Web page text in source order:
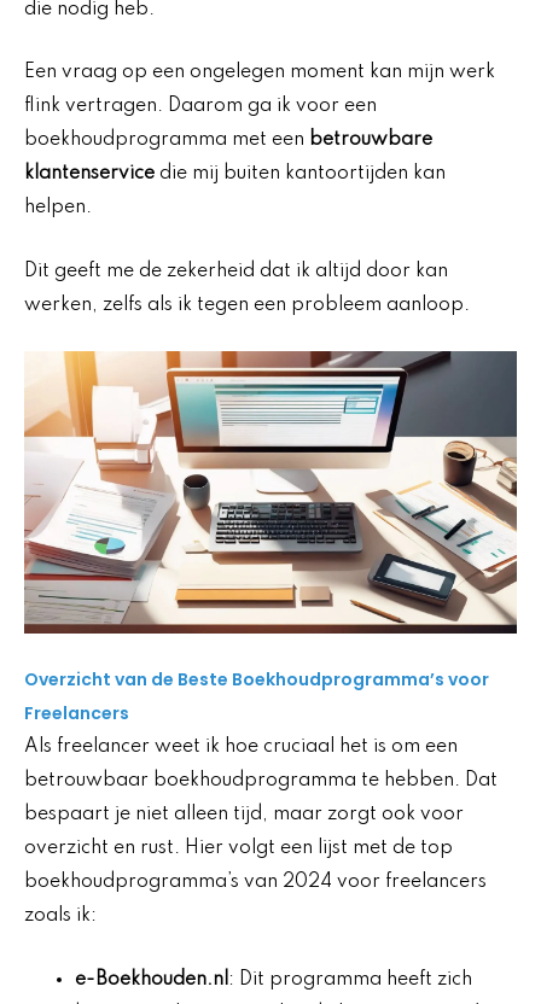
die nodig heb.
Een vraag op een ongelegen moment kan mijn werk
flink vertragen. Daarom ga ik voor een
boekhoudprogramma met een betrouwbare
klantenservice die mij buiten kantoortijden kan
helpen.
Dit geeft me de zekerheid dat ik altijd door kan
werken, zelfs als ik tegen een probleem aanloop.
Overzicht van de Beste Boekhoudprogramma’s voor
Freelancers
Als freelancer weet ik hoe cruciaal het is om een
betrouwbaar boekhoudprogramma te hebben. Dat
bespaart je niet alleen tijd, maar zorgt ook voor
overzicht en rust. Hier volgt een lijst met de top
boekhoudprogramma’s van 2024 voor freelancers
zoals ik:
e-Boekhouden.nl : Dit programma heeft zich